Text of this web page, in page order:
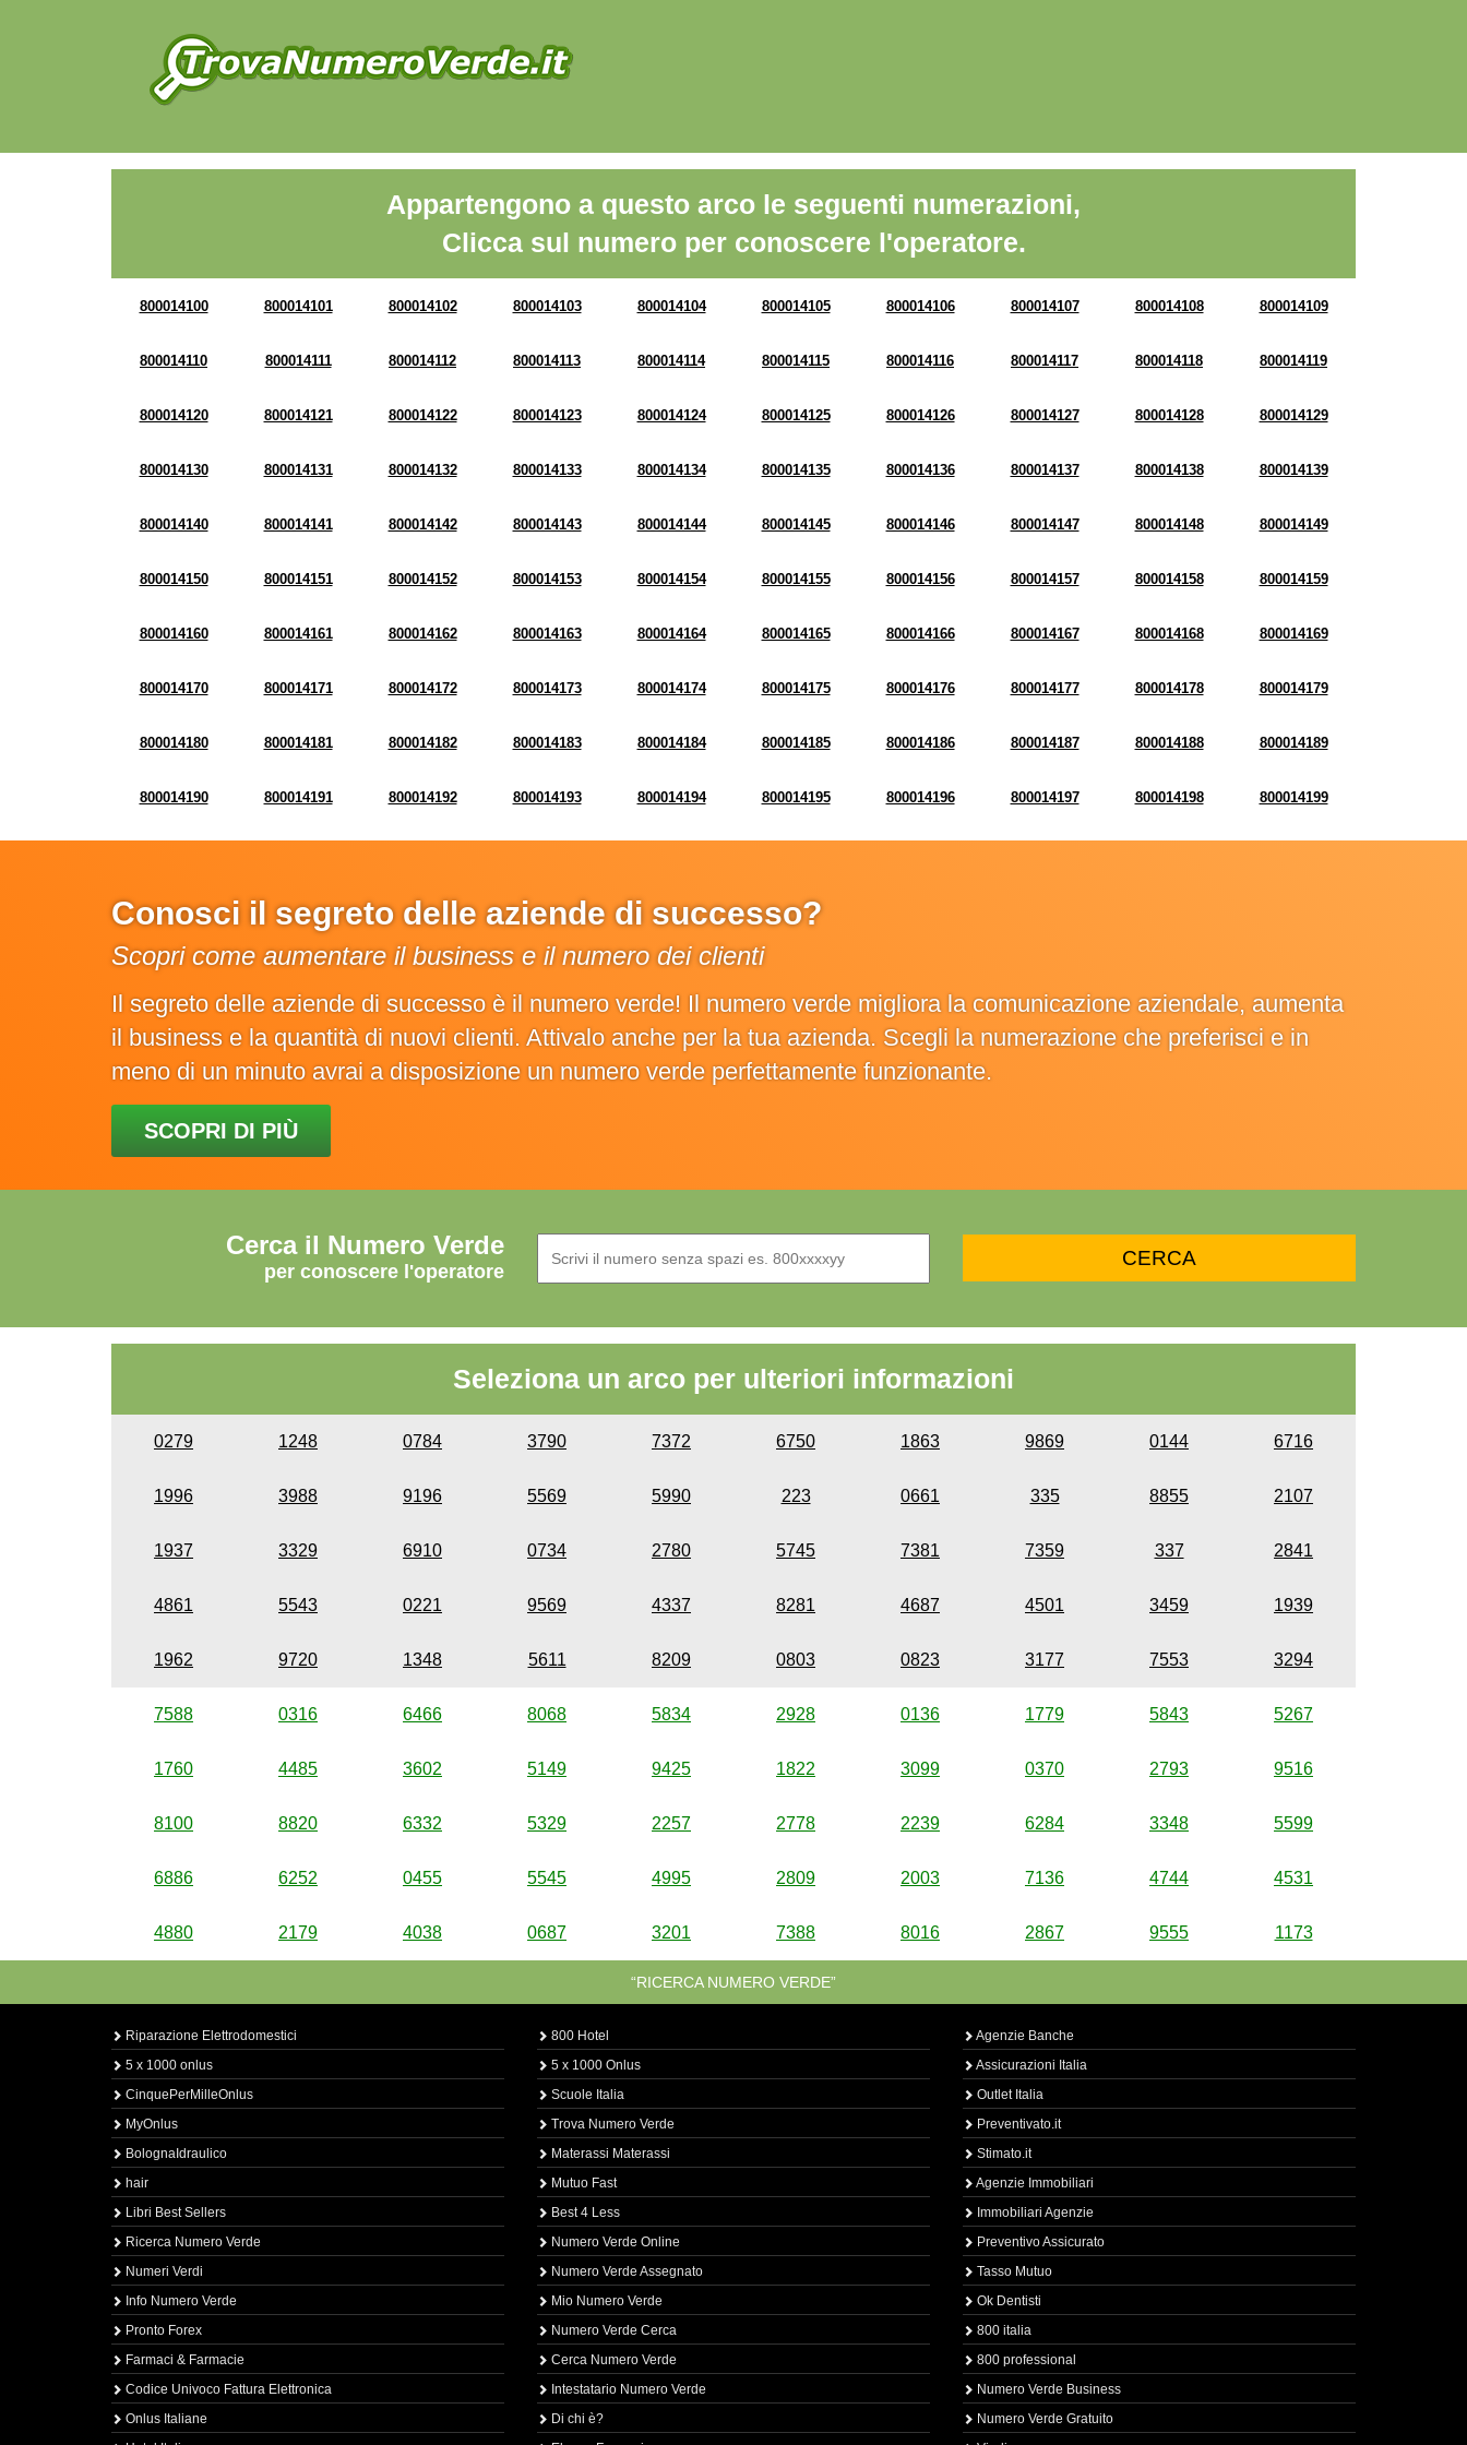
Appartengono a questo arco le seguenti numerazioni,
Clicca sul numero per conoscere l'operatore.
800014100 800014101 800014102 800014103 800014104 800014105 800014106 800014107 800014108 800014109
800014110 800014111 800014112 800014113 800014114 800014115 800014116 800014117 800014118 800014119
800014120 800014121 800014122 800014123 800014124 800014125 800014126 800014127 800014128 800014129
800014130 800014131 800014132 800014133 800014134 800014135 800014136 800014137 800014138 800014139
800014140 800014141 800014142 800014143 800014144 800014145 800014146 800014147 800014148 800014149
800014150 800014151 800014152 800014153 800014154 800014155 800014156 800014157 800014158 800014159
800014160 800014161 800014162 800014163 800014164 800014165 800014166 800014167 800014168 800014169
800014170 800014171 800014172 800014173 800014174 800014175 800014176 800014177 800014178 800014179
800014180 800014181 800014182 800014183 800014184 800014185 800014186 800014187 800014188 800014189
800014190 800014191 800014192 800014193 800014194 800014195 800014196 800014197 800014198 800014199
Conosci il segreto delle aziende di successo?
Scopri come aumentare il business e il numero dei clienti
Il segreto delle aziende di successo è il numero verde! Il numero verde migliora la comunicazione aziendale, aumenta
il business e la quantità di nuovi clienti. Attivalo anche per la tua azienda. Scegli la numerazione che preferisci e in
meno di un minuto avrai a disposizione un numero verde perfettamente funzionante.
SCOPRI DI PIÙ
Cerca il Numero Verde
per conoscere l'operatore
Seleziona un arco per ulteriori informazioni
0279 1248 0784 3790 7372 6750 1863 9869 0144 6716
1996 3988 9196 5569 5990 223 0661 335 8855 2107
1937 3329 6910 0734 2780 5745 7381 7359 337 2841
4861 5543 0221 9569 4337 8281 4687 4501 3459 1939
1962 9720 1348 5611 8209 0803 0823 3177 7553 3294
7588 0316 6466 8068 5834 2928 0136 1779 5843 5267
1760 4485 3602 5149 9425 1822 3099 0370 2793 9516
8100 8820 6332 5329 2257 2778 2239 6284 3348 5599
6886 6252 0455 5545 4995 2809 2003 7136 4744 4531
4880 2179 4038 0687 3201 7388 8016 2867 9555 1173
“RICERCA NUMERO VERDE”
Riparazione Elettrodomestici
5 x 1000 onlus
CinquePerMilleOnlus
MyOnlus
BolognaIdraulico
hair
Libri Best Sellers
Ricerca Numero Verde
Numeri Verdi
Info Numero Verde
Pronto Forex
Farmaci & Farmacie
Codice Univoco Fattura Elettronica
Onlus Italiane
800 Hotel
5 x 1000 Onlus
Scuole Italia
Trova Numero Verde
Materassi Materassi
Mutuo Fast
Best 4 Less
Numero Verde Online
Numero Verde Assegnato
Mio Numero Verde
Numero Verde Cerca
Cerca Numero Verde
Intestatario Numero Verde
Di chi è?
Agenzie Banche
Assicurazioni Italia
Outlet Italia
Preventivato.it
Stimato.it
Agenzie Immobiliari
Immobiliari Agenzie
Preventivo Assicurato
Tasso Mutuo
Ok Dentisti
800 italia
800 professional
Numero Verde Business
Numero Verde Gratuito